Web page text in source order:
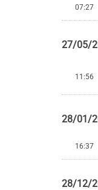
07:27
27/05/
11:56
28/01/
16:37
28/12/